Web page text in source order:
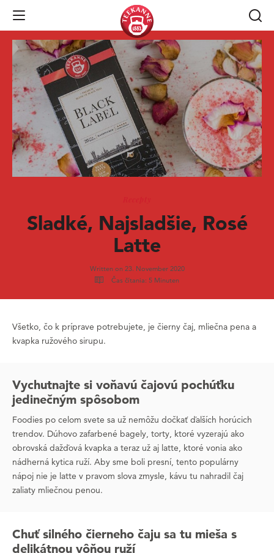
Open Navigation
Sladké, Najsladšie, Rosé
Latte
Written on 23. November 2020
Čas čítania: 5 Minuten
Všetko, čo k príprave potrebujete, je čierny čaj, mliečna pena a
kvapka ružového sirupu.
Vychutnajte si voňavú čajovú pochúťku
jedinečným spôsobom
Foodies po celom svete sa už nemôžu dočkať ďalších horúcich
trendov. Dúhovo zafarbené bagely, torty, ktoré vyzerajú ako
obrovská dažďová kvapka a teraz už aj latte, ktoré vonia ako
nádherná kytica ruží. Aby sme boli presní, tento populárny
nápoj nie je latte v pravom slova zmysle, kávu tu nahradil čaj
zaliaty mliečnou penou.
Chuť silného čierneho čaju sa tu mieša s
delikátnou vôňou ruží